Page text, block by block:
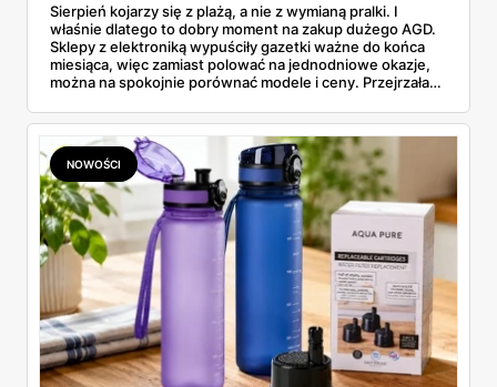
Sierpień kojarzy się z plażą, a nie z wymianą pralki. I
właśnie dlatego to dobry moment na zakup dużego AGD.
Sklepy z elektroniką wypuściły gazetki ważne do końca
miesiąca, więc zamiast polować na jednodniowe okazje,
można na spokojnie porównać modele i ceny. Przejrzałam
znalazłam, z cenami i terminami.
NOWOŚCI